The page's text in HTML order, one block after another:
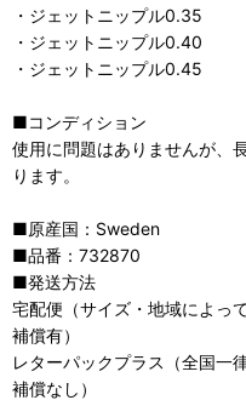
・ジェットニップル0.35
・ジェットニップル0.40
・ジェットニップル0.45
■コンディション
使用に問題はありませんが、
ります。
■原産国：Sweden
■品番：732870
■発送方法
宅配便（サイズ・地域によっ
補償有）
レターパックプラス（全国一
補償なし）